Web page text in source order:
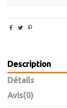
Description
Détails
Avis(0)